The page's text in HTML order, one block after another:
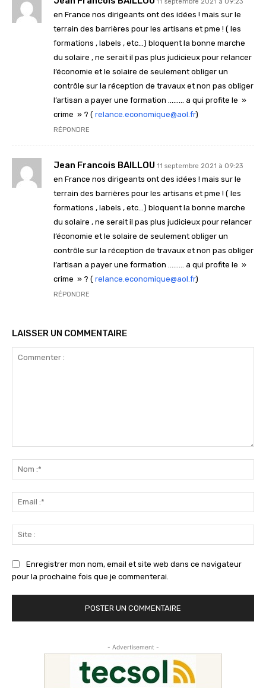
en France nos dirigeants ont des idées ! mais sur le
terrain des barrières pour les artisans et pme ! ( les
formations , labels , etc…) bloquent la bonne marche
du solaire , ne serait il pas plus judicieux pour relancer
l’économie et le solaire de seulement obliger un
contrôle sur la réception de travaux et non pas obliger
l’artisan a payer une formation ……… a qui profite le »
crime » ? ( relance.economique@aol.fr)
RÉPONDRE
Jean Francois BAILLOU 11 septembre 2021 à 09:23
en France nos dirigeants ont des idées ! mais sur le
terrain des barrières pour les artisans et pme ! ( les
formations , labels , etc…) bloquent la bonne marche
du solaire , ne serait il pas plus judicieux pour relancer
l’économie et le solaire de seulement obliger un
contrôle sur la réception de travaux et non pas obliger
l’artisan a payer une formation ……… a qui profite le »
crime » ? ( relance.economique@aol.fr)
RÉPONDRE
LAISSER UN COMMENTAIRE
Enregistrer mon nom, email et site web dans ce navigateur
pour la prochaine fois que je commenterai.
- Advertisement -